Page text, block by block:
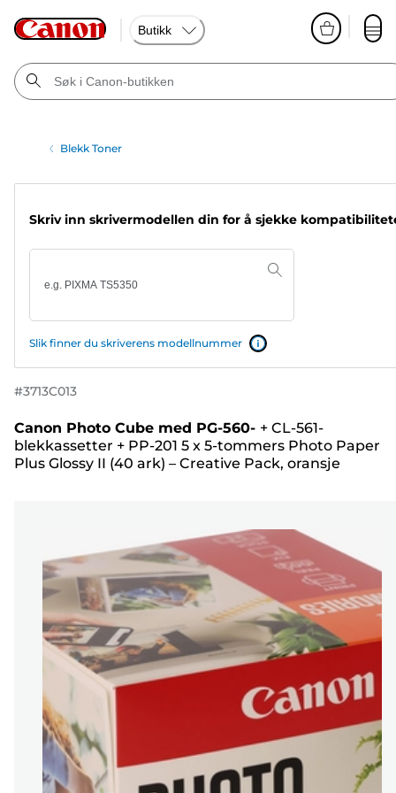
Butikk
Blekk Toner
Skriv inn skrivermodellen din for å sjekke
Slik finner du skriverens modellnummer
#3713C013
Canon Photo Cube med PG-560- + CL-561-
blekkassetter + PP-201 5 x 5-tommers Photo Paper
Plus Glossy II (40 ark) – Creative Pack, oransje